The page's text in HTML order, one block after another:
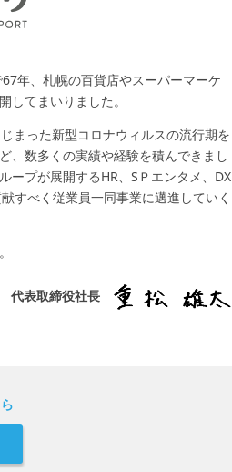
年、札幌の百貨店やスーパーマーケ
てまいりました。
まった新型コロナウィルスの流行期を
、数多くの実績や経験を積んできまし
ープが展開するHR、SＰエンタメ、DX
すべく従業員一同事業に邁進していく
代表取締役社長